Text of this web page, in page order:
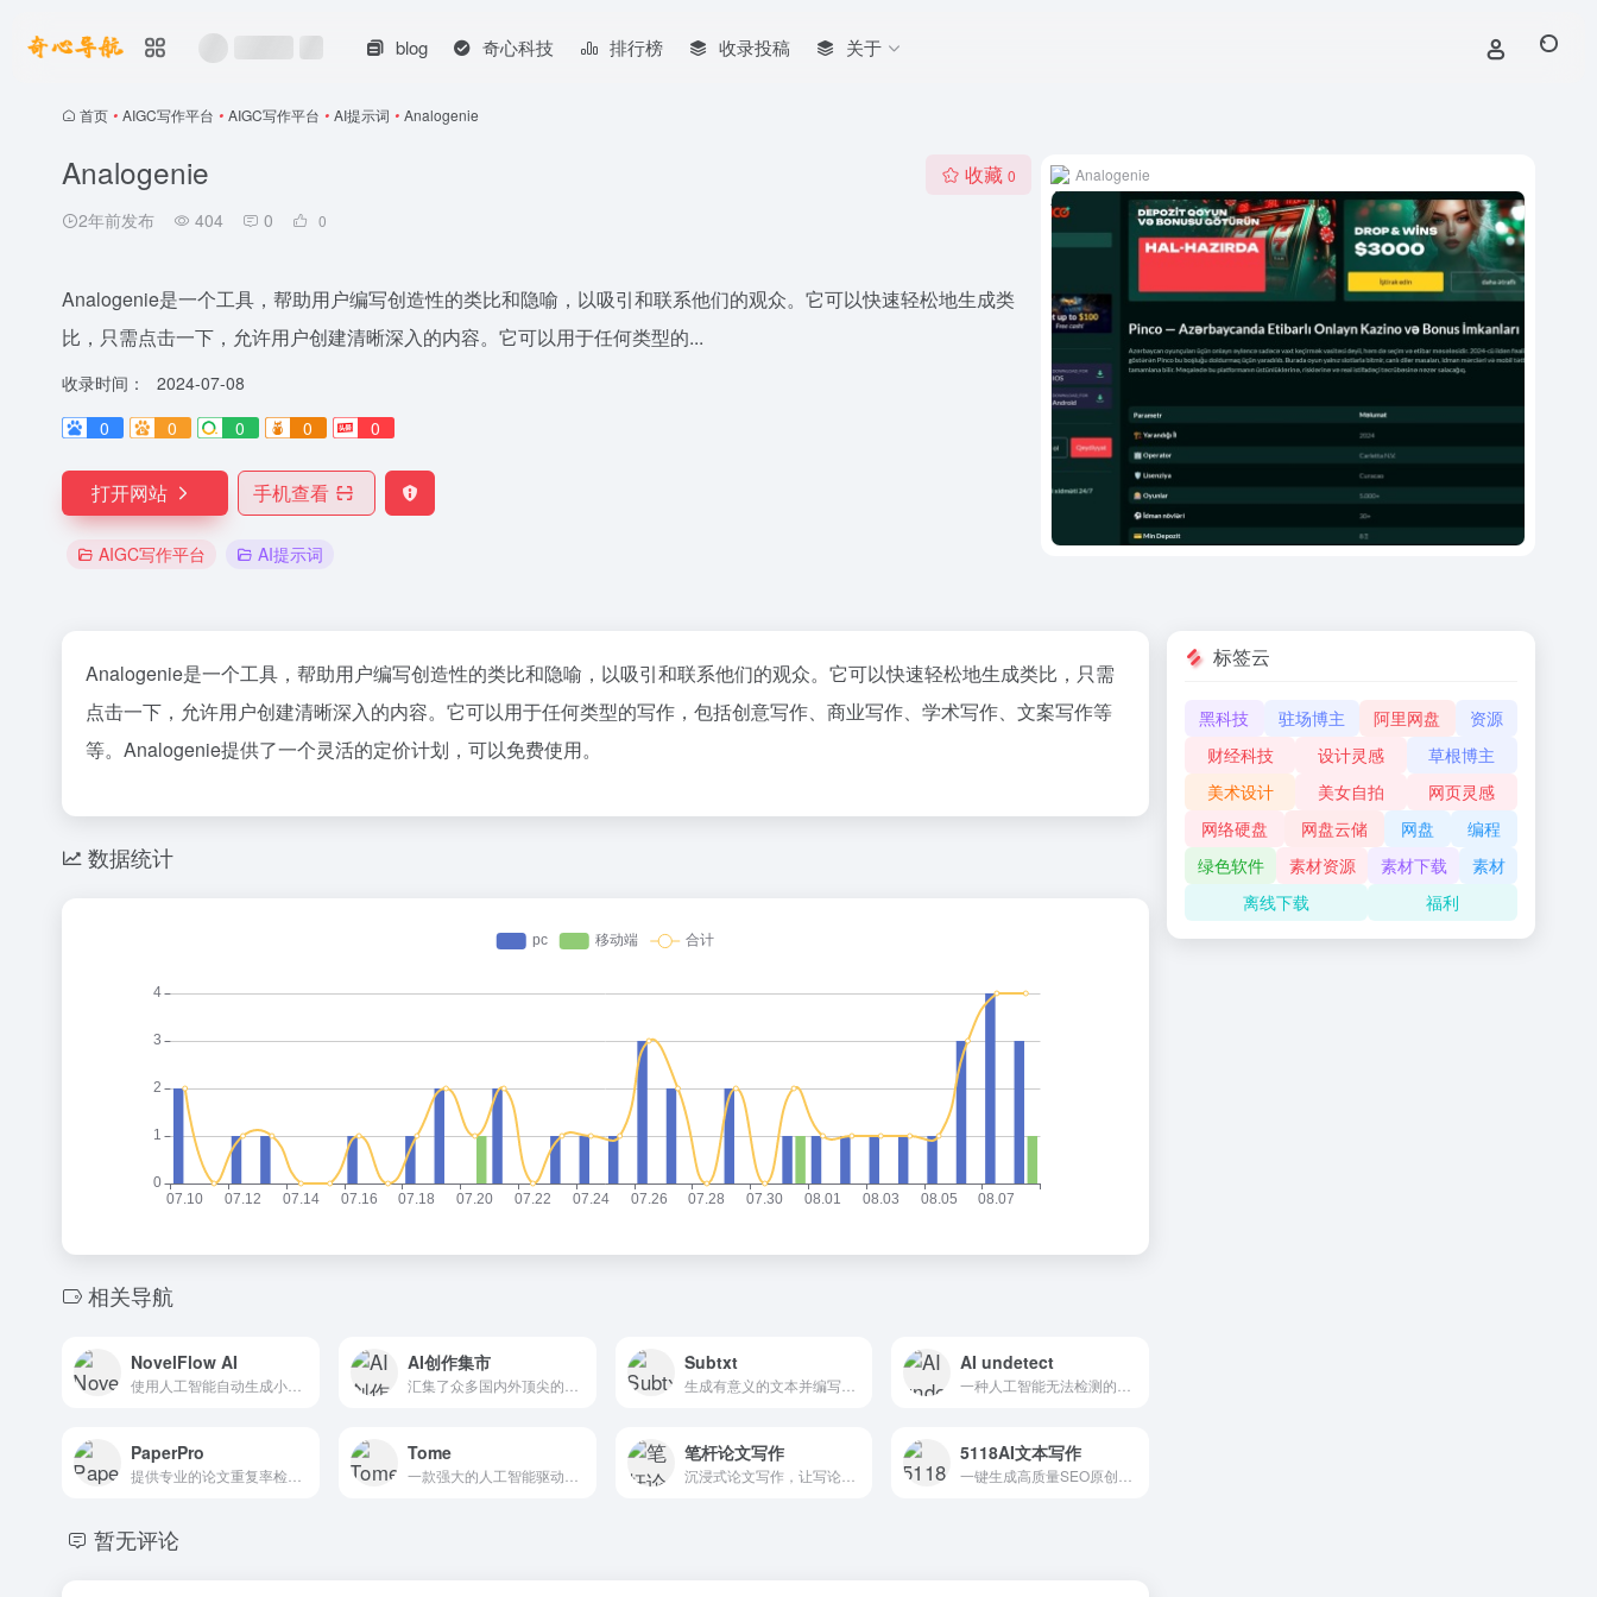
blog 奇心科技 排行榜 收录投稿 关于
首页 • AIGC写作平台 • AIGC写作平台 • AI提示词 • Analogenie
Analogenie
2年前发布 404 0 0
收藏 0
Analogenie是一个工具，帮助用户编写创造性的类比和隐喻，以吸引和联系他们的观众。它可以快速轻松地生成类
比，只需点击一下，允许用户创建清晰深入的内容。它可以用于任何类型的...
收录时间：
2024-07-08
0
0 0 0 0
打开网站 手机查看
AIGC写作平台 AI提示词
Analogenie
Analogenie是一个工具，帮助用户编写创造性的类比和隐喻，以吸引和联系他们的观众。它可以快速轻松地生成类比，只需
点击一下，允许用户创建清晰深入的内容。它可以用于任何类型的写作，包括创意写作、商业写作、学术写作、文案写作等
等。Analogenie提供了一个灵活的定价计划，可以免费使用。
数据统计
相关导航
NovelFlow AI AI创作集市 Subtxt
生成有意义的文本并编写完整的故事。
AI undetect
PaperPro Tome 笔杆论文写作
沉浸式论文写作，让写论文变得简单高效
5118AI文本写作
暂无评论
标签云
黑科技 驻场博主 阿里网盘
资源
财经科技
设计灵感
草根博主
美术设计
美女自拍
网页灵感
网络硬盘
网盘云储 网盘
编程
绿色软件
素材资源 素材下载
素材
离线下载
福利